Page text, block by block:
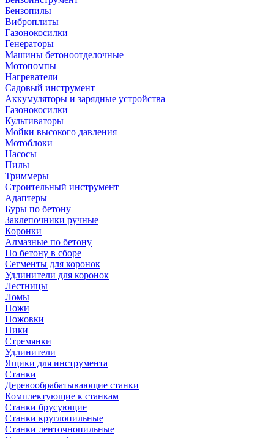
Бензопилы
Виброплиты
Газонокосилки
Генераторы
Машины бетоноотделочные
Мотопомпы
Нагреватели
Садовый инструмент
Аккумуляторы и зарядные устройства
Газонокосилки
Культиваторы
Мойки высокого давления
Мотоблоки
Насосы
Пилы
Триммеры
Строительный инструмент
Адаптеры
Буры по бетону
Заклепочники ручные
Коронки
Алмазные по бетону
По бетону в сборе
Сегменты для коронок
Удлинители для коронок
Лестницы
Ломы
Ножи
Ножовки
Пики
Стремянки
Удлинители
Ящики для инструмента
Станки
Деревообрабатывающие станки
Комплектующие к станкам
Станки брусующие
Станки круглопильные
Станки ленточнопильные